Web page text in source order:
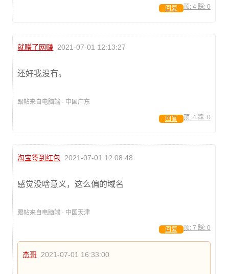
顶: 4 踩: 0
回复
就赚了网赚 2021-07-01 12:13:27
还好我没有。
跟帖来自电脑端 · 中国广东
顶: 4 踩: 0
回复
淘宝签到红包 2021-07-01 12:08:48
感觉没啥意义，这么偏的域名
跟帖来自电脑端 · 中国天津
顶: 7 踩: 0
回复
杰哥 2021-07-01 16:33:00